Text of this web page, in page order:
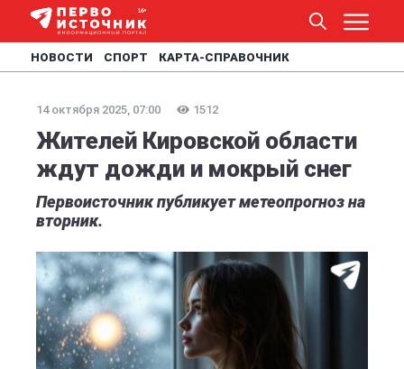
НОВОСТИ СПОРТ КАРТА-СПРАВОЧНИК
14 октября 2025, 07:00 1512
Жителей Кировской области
ждут дожди и мокрый снег
Первоисточник публикует метеопрогноз на
вторник.